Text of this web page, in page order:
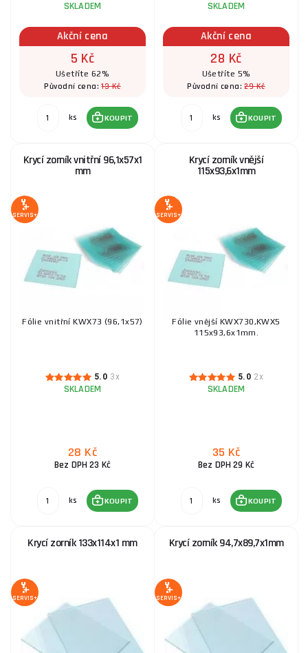
Krycí zorník vnější 137 x 118 mm
SKLADEM
Krycí zorník vnitřní 107,5 × 68,5 × 0,9 mm
SKLADEM 19 Kč
Krycí zorník vnitřní 108 x 84,6 x 1 mm - ASK900
SKLADEM KOUPIT 3 Kč
SKLADEM
Akční cena
5 Kč
Ušetříte 62%
Původní cena:13 Kč
ks KOUPIT
SKLADEM
Akční cena
28 Kč
Ušetříte 5%
Původní cena:29 Kč
ks KOUPIT
Krycí zorník vnitřní 96,1x57x1
mm
SERVIS+
Fólie vnitřní KWX73 (96,1x57)
5.0 3x
SKLADEM
28 Kč
Bez DPH 23 Kč
ks KOUPIT
Krycí zorník vnější
115x93,6x1mm
SERVIS+
Fólie vnější KWX730,KWX5
115x93,6x1mm.
5.0 2x
SKLADEM
35 Kč
Bez DPH 29 Kč
ks KOUPIT
Krycí zorník 133x114x1 mm
SERVIS+
Krycí zorník 94,7x89,7x1mm
SERVIS+